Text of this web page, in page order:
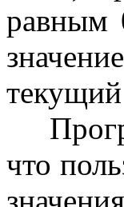
равным
что